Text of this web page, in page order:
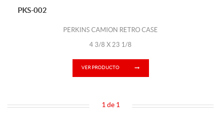
PKS-002
PERKINS CAMION RETRO CASE
4 3/8 X 23 1/8
VER PRODUCTO
1 de 1